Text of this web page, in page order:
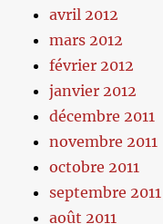
avril 2012
mars 2012
février 2012
janvier 2012
décembre 2011
novembre 2011
octobre 2011
septembre 2011
août 2011